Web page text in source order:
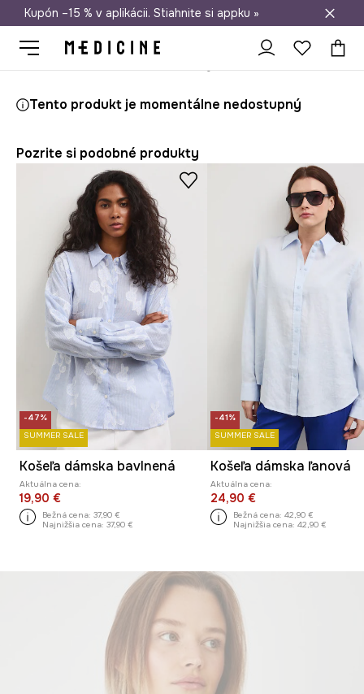
Doprava zadarmo od 50 €
Kupón –15 % v aplikácii. Stiahnite si appku »
Tento produkt je momentálne nedostupný
Pozrite si podobné produkty
-47%
SUMMER SALE
Košeľa dámska bavlnená
Aktuálna cena:
19,90 €
Bežná cena: 37,90 €
Najnižšia cena: 37,90 €
-41%
SUMMER SALE
Košeľa dámska ľanová
Aktuálna cena:
24,90 €
Bežná cena: 42,90 €
Najnižšia cena: 42,90 €